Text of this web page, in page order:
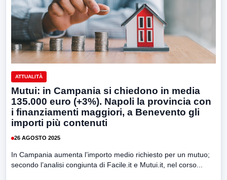
ATTUALITÀ
Mutui: in Campania si chiedono in media
135.000 euro (+3%). Napoli la provincia con
i finanziamenti maggiori, a Benevento gli
importi più contenuti
26 AGOSTO 2025
In Campania aumenta l’importo medio richiesto per un mutuo;
secondo l’analisi congiunta di Facile.it e Mutui.it, nel corso...